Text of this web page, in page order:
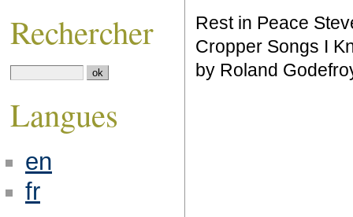
Rest in Peace
Cropper Songs I
by Roland
Rechercher
Langues
en
fr